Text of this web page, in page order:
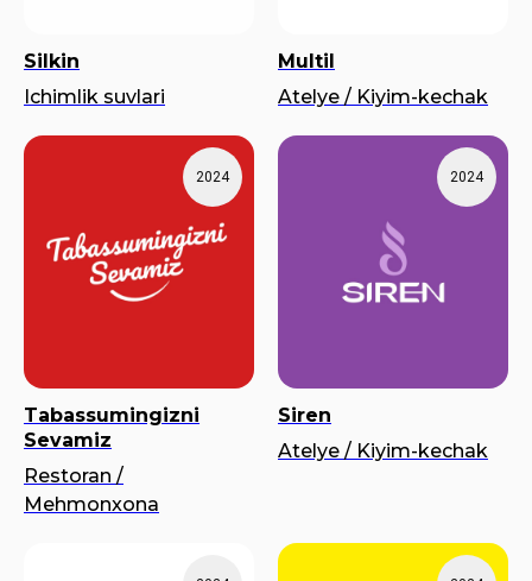
Silkin
Ichimlik suvlari
Multil
Atelye / Kiyim-kechak
2024
Tabassumingizni
Sevamiz
Restoran /
Mehmonxona
2024
Siren
Atelye / Kiyim-kechak